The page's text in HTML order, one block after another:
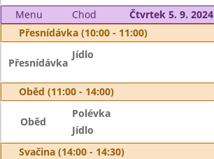
Menu Chod
Čtvrtek 5. 9. 2024
Přesnídávka (10:00 - 11:00)
Přesnídávka
Jídlo
Oběd (11:00 - 14:00)
Oběd
Polévka
Jídlo
Svačina (14:00 - 14:30)